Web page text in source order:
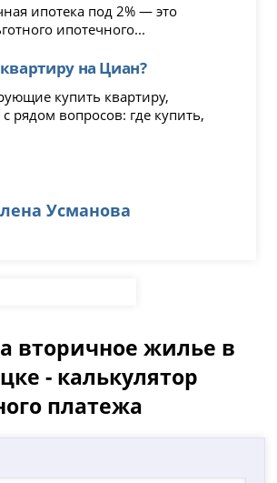
ипотека под 2% — это
ипотечного...
на Циан?
купить квартиру,
с рядом вопросов: где купить,
Усманова
вторичное жилье в
- калькулятор
платежа